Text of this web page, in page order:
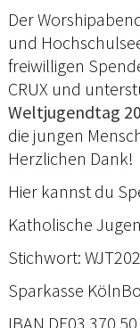
Der
und
freiwilligen
CRUX und
Weltjugendtag
die jungen
Herzlichen Dank!
Hier kannst du
Katholische
Stichwort:
Sparkasse
IBAN DE03 370